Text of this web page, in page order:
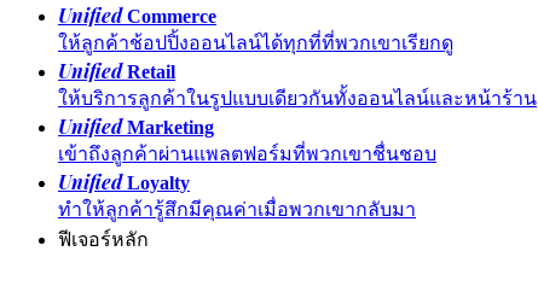
UnifiedCommerce
ให้ลูกค้าช้อปปิ้งออนไลน์ได้ทุกที่ที่พวกเขาเรียกดู
UnifiedRetail
ให้บริการลูกค้าในรูปแบบเดียวกันทั้งออนไลน์และหน้าร้าน
UnifiedMarketing
เข้าถึงลูกค้าผ่านแพลตฟอร์มที่พวกเขาชื่นชอบ
UnifiedLoyalty
ทำให้ลูกค้ารู้สึกมีคุณค่าเมื่อพวกเขากลับมา
ฟีเจอร์หลัก